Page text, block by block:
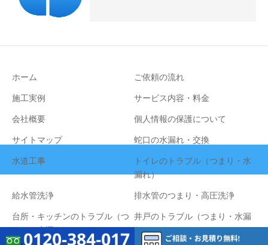
ホーム
ご依頼の流れ
施工実例
サービス内容・料金
会社概要
個人情報の保護について
サイトマップ
蛇口の水漏れ・交換
水道工事
トイレのトラブル（つまり・水
漏れ）
給水管洗浄
排水管のつまり・高圧洗浄
台所・キッチンのトラブル（つ
まり・水漏れ）
井戸のトラブル（つまり・水漏
れ）